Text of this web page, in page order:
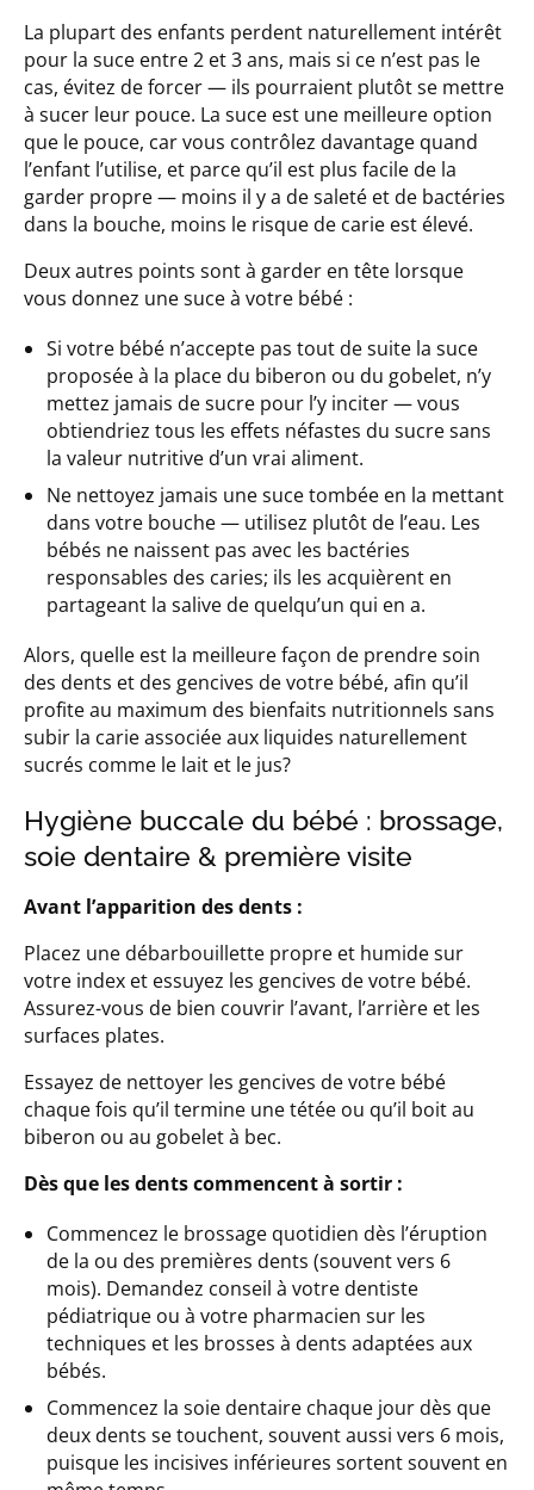
La plupart des enfants perdent naturellement intérêt
pour la suce entre 2 et 3 ans, mais si ce n’est pas le
cas, évitez de forcer — ils pourraient plutôt se mettre
à sucer leur pouce. La suce est une meilleure option
que le pouce, car vous contrôlez davantage quand
l’enfant l’utilise, et parce qu’il est plus facile de la
garder propre — moins il y a de saleté et de bactéries
dans la bouche, moins le risque de carie est élevé.
Deux autres points sont à garder en tête lorsque
vous donnez une suce à votre bébé :
Si votre bébé n’accepte pas tout de suite la suce
proposée à la place du biberon ou du gobelet, n’y
mettez jamais de sucre pour l’y inciter — vous
obtiendriez tous les effets néfastes du sucre sans
la valeur nutritive d’un vrai aliment.
Ne nettoyez jamais une suce tombée en la mettant
dans votre bouche — utilisez plutôt de l’eau. Les
bébés ne naissent pas avec les bactéries
responsables des caries; ils les acquièrent en
partageant la salive de quelqu’un qui en a.
Alors, quelle est la meilleure façon de prendre soin
des dents et des gencives de votre bébé, afin qu’il
profite au maximum des bienfaits nutritionnels sans
subir la carie associée aux liquides naturellement
sucrés comme le lait et le jus?
Hygiène buccale du bébé : brossage,
soie dentaire & première visite
Avant l’apparition des dents :
Placez une débarbouillette propre et humide sur
votre index et essuyez les gencives de votre bébé.
Assurez-vous de bien couvrir l’avant, l’arrière et les
surfaces plates.
Essayez de nettoyer les gencives de votre bébé
chaque fois qu’il termine une tétée ou qu’il boit au
biberon ou au gobelet à bec.
Dès que les dents commencent à sortir :
Commencez le brossage quotidien dès l’éruption
de la ou des premières dents (souvent vers 6
mois). Demandez conseil à votre dentiste
pédiatrique ou à votre pharmacien sur les
techniques et les brosses à dents adaptées aux
bébés.
Commencez la soie dentaire chaque jour dès que
deux dents se touchent, souvent aussi vers 6 mois,
puisque les incisives inférieures sortent souvent en